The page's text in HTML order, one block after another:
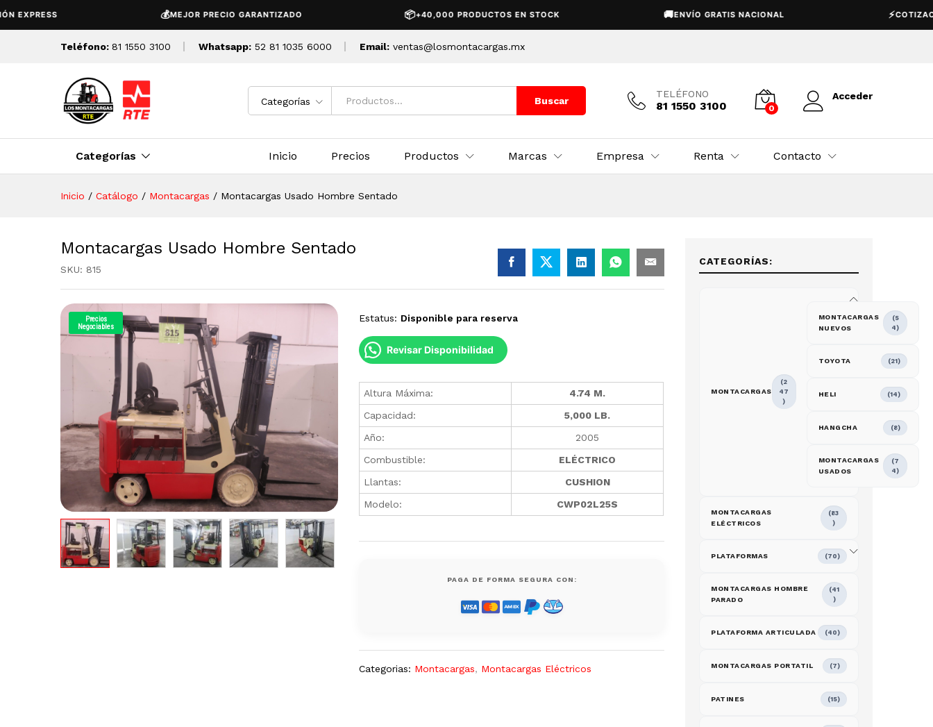
MEJOR PRECIO GARANTIZADO +40,000 PRODUCTOS EN STOCK ENVÍO GRATIS NACIONAL COTIZACIÓN
Teléfono: 81 1550 3100 Whatsapp: 52 81 1035 6000 Email: ventas@losmontacargas.mx
Categorías Buscar
TELÉFONO
81 1550 3100 0
Acceder
Categorías Inicio Precios Productos Marcas Empresa Renta Contacto
Inicio / Catálogo / Montacargas / Montacargas Usado Hombre Sentado
Montacargas Usado Hombre Sentado
SKU: 815
Precios
Negociables
Estatus: Disponible para reserva
Revisar Disponibilidad
Altura Máxima:
4.74 M.
Capacidad:
5,000 LB.
Año:
2005
Combustible:
ELÉCTRICO
Llantas:
CUSHION
Modelo:
CWP02L25S
PAGA DE FORMA SEGURA CON:
Categorias: Montacargas, Montacargas Eléctricos
CATEGORÍAS:
MONTACARGAS
(2
47
)
MONTACARGAS
NUEVOS
(5
4)
TOYOTA (21)
HELI (14)
HANGCHA (8)
MONTACARGAS
USADOS
(7
4)
MONTACARGAS
ELÉCTRICOS
(83
)
PLATAFORMAS (70)
MONTACARGAS HOMBRE
PARADO
(41
)
PLATAFORMA ARTICULADA (40)
MONTACARGAS PORTATIL (7)
PATINES (15)
Descripción Detalles Tecnicos